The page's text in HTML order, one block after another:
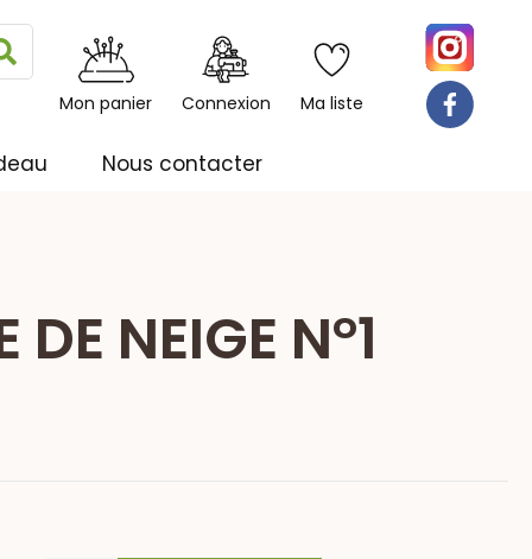
Rechercher
Mon panier Connexion Ma liste
Nous contacter
DE NEIGE N°1